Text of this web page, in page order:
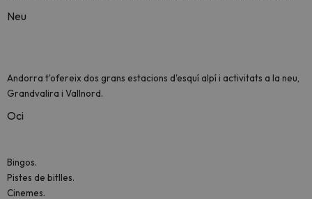
Neu
Andorra t'ofereix dos grans estacions d'esquí alpí i activitats a la neu,
Grandvalira i Vallnord.
Oci
Bingos.
Pistes de bitlles.
Cinemes.